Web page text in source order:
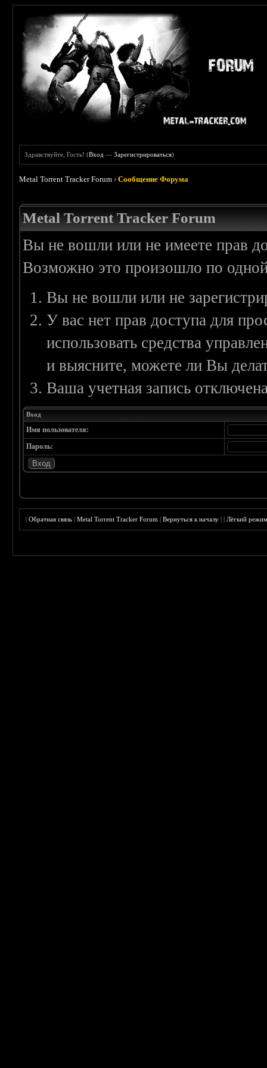
Здравствуйте, Гость! (Вход —Зарегистрироваться)
Metal Torrent Tracker Forum ›Сообщение Форума
Metal Torrent Tracker Forum
Вы не вошли или не имеете прав
Возможно это произошло по
Вы не вошли или не
У вас нет прав доступа для
использовать средства
и выясните, можете ли Вы
Ваша учетная запись
Вход
Имя пользователя:
Пароль:
|Обратная связь |Metal Torrent Tracker Forum |Вернуться к началу ||Лёгкий